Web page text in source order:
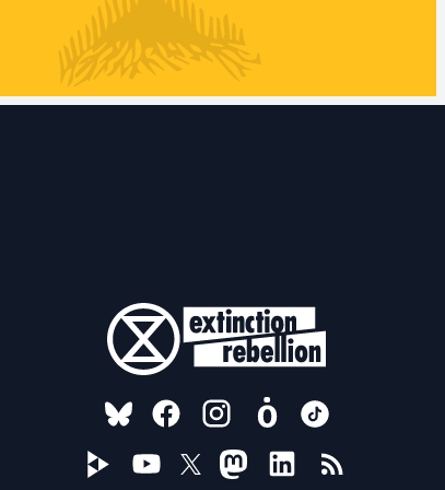
FOLLOW US ON